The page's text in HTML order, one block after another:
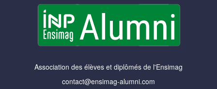
Association des élèves et diplômés de l'Ensimag
contact@ensimag-alumni.com